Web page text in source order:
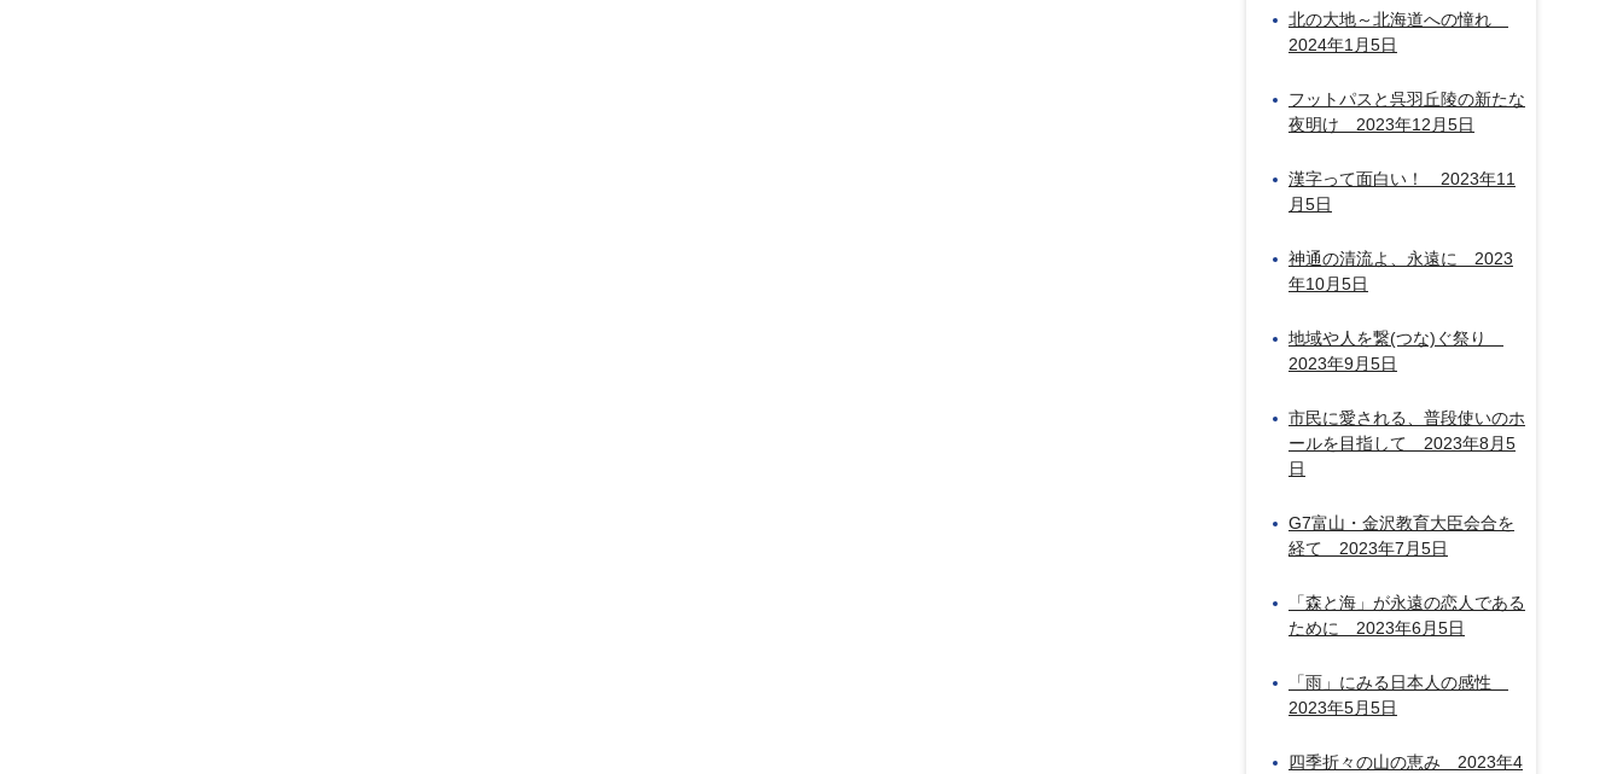
北の大地～北海道への憧れ
2024年1月5日
フットパスと呉羽丘陵の新たな
夜明け 2023年12月5日
漢字って面白い！ 2023年11
月5日
神通の清流よ、永遠に 2023
年10月5日
地域や人を繋(つな)ぐ祭り
2023年9月5日
市民に愛される、普段使いのホ
ールを目指して 2023年8月5
日
G7富山・金沢教育大臣会合を
経て 2023年7月5日
「森と海」が永遠の恋人である
ために 2023年6月5日
「雨」にみる日本人の感性
2023年5月5日
四季折々の山の恵み 2023年4